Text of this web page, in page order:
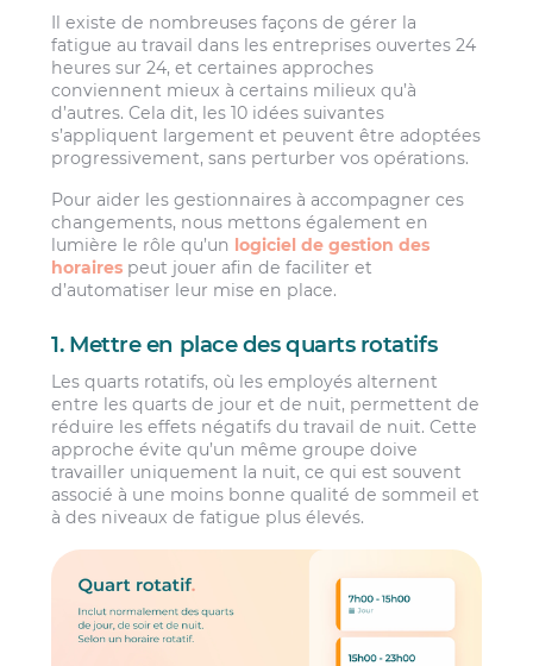
Il existe de nombreuses façons de gérer la
fatigue au travail dans les entreprises ouvertes 24
heures sur 24, et certaines approches
conviennent mieux à certains milieux qu’à
d’autres. Cela dit, les 10 idées suivantes
s’appliquent largement et peuvent être adoptées
progressivement, sans perturber vos opérations.
Pour aider les gestionnaires à accompagner ces
changements, nous mettons également en
lumière le rôle qu’un logiciel de gestion des
horaires peut jouer afin de faciliter et
d’automatiser leur mise en place.
1. Mettre en place des quarts rotatifs
Les quarts rotatifs, où les employés alternent
entre les quarts de jour et de nuit, permettent de
réduire les effets négatifs du travail de nuit. Cette
approche évite qu’un même groupe doive
travailler uniquement la nuit, ce qui est souvent
associé à une moins bonne qualité de sommeil et
à des niveaux de fatigue plus élevés.